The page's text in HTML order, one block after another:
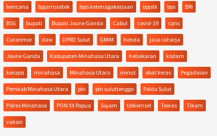
bencana bpjamsostek bpjs ketenagakerjaan bpjstk bps BRI
BSG bupati Bupati Joune Ganda Cabul covid-19 cpns
Curanmor daw DPRD Sulut GMIM honda jasa raharja
Joune Ganda Kabupaten Minahasa Utara Kebakaran kodam
korupsi minahasa Minahasa Utara minut obat keras Pegadaian
Pemkab Minahasa Utara pln pln suluttenggo Polda Sulut
Polres Minahasa PON XX Papua Sajam telkomsel Tewas Tikam
vaksin